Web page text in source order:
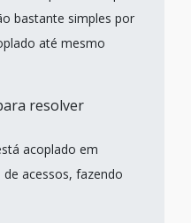
bastante simples por
até mesmo
resolver
acoplado em
acessos, fazendo